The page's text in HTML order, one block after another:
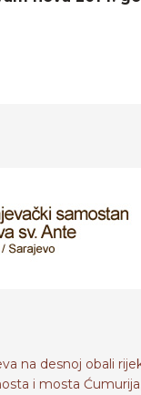
na desnoj obali
i mosta